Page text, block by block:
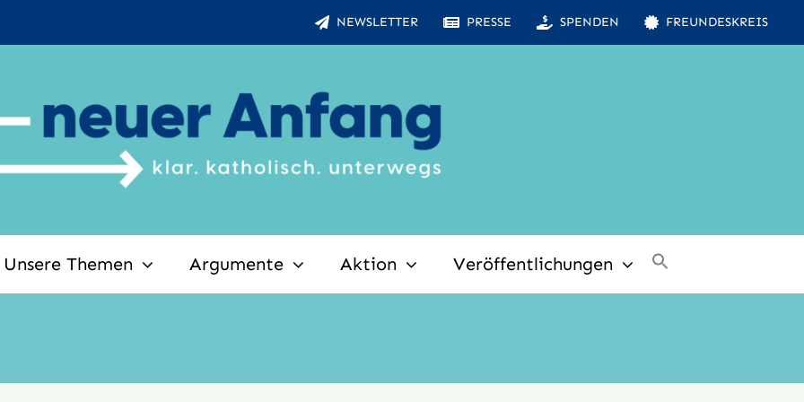
NEWSLETTER PRESSE SPENDEN FREUNDESKREIS
Unsere Themen Argumente Aktion Veröffentlichungen